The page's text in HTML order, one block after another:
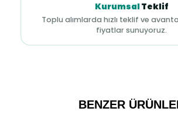
KurumsalTeklif
Toplu alımlarda hızlı teklif ve
fiyatlar sunuyoruz.
BENZER